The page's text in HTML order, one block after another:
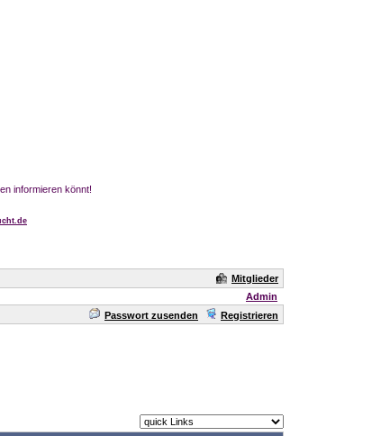
informieren könnt!
Mitglieder
Admin
Passwort zusenden Registrieren